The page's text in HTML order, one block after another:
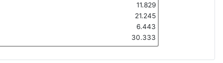
11.829
21.245
6.443
30.333